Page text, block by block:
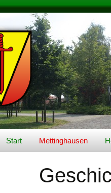
Start Mettinghausen